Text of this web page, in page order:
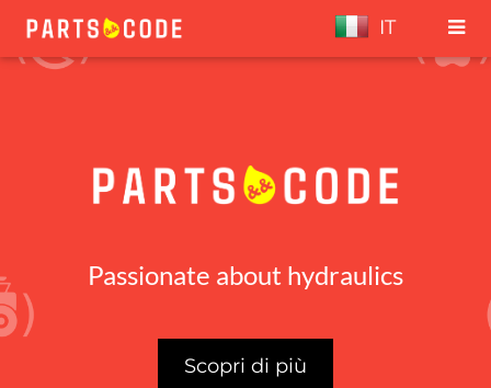
IT
Passionate about hydraulics
Scopri di più